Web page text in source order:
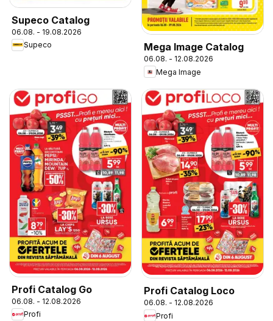
Supeco Catalog
06.08. - 19.08.2026
Supeco
Mega Image Catalog
06.08. - 12.08.2026
Mega Image
Profi Catalog Go
06.08. - 12.08.2026
Profi
Profi Catalog Loco
06.08. - 12.08.2026
Profi